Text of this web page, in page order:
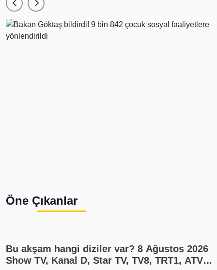
Öne Çıkanlar
Bu akşam hangi diziler var? 8 Ağustos 2026
Show TV, Kanal D, Star TV, TV8, TRT1, ATV